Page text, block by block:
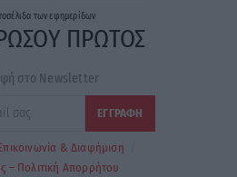
τωνεφημερίδων
ΠΡΩΤΟΣ
στο Newsletter
& Διαφήμιση
– Πολιτική Απορρήτου